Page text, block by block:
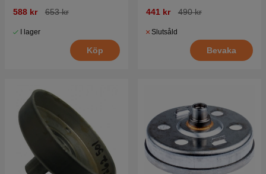
588 kr 653 kr
I lager
Köp
441 kr 490 kr
Slutsåld
Bevaka